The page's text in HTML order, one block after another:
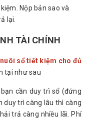
Nộp bản sao và
lại.
TÀI CHÍNH
sổ tiết kiệm cho đủ
tại như sau
cần duy trì sổ (đứng
duy trì càng lâu thì càng
trả càng nhiều lãi. Phí